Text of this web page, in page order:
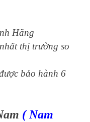
Hãng
thị trường so
bảo hành 6
( Nam